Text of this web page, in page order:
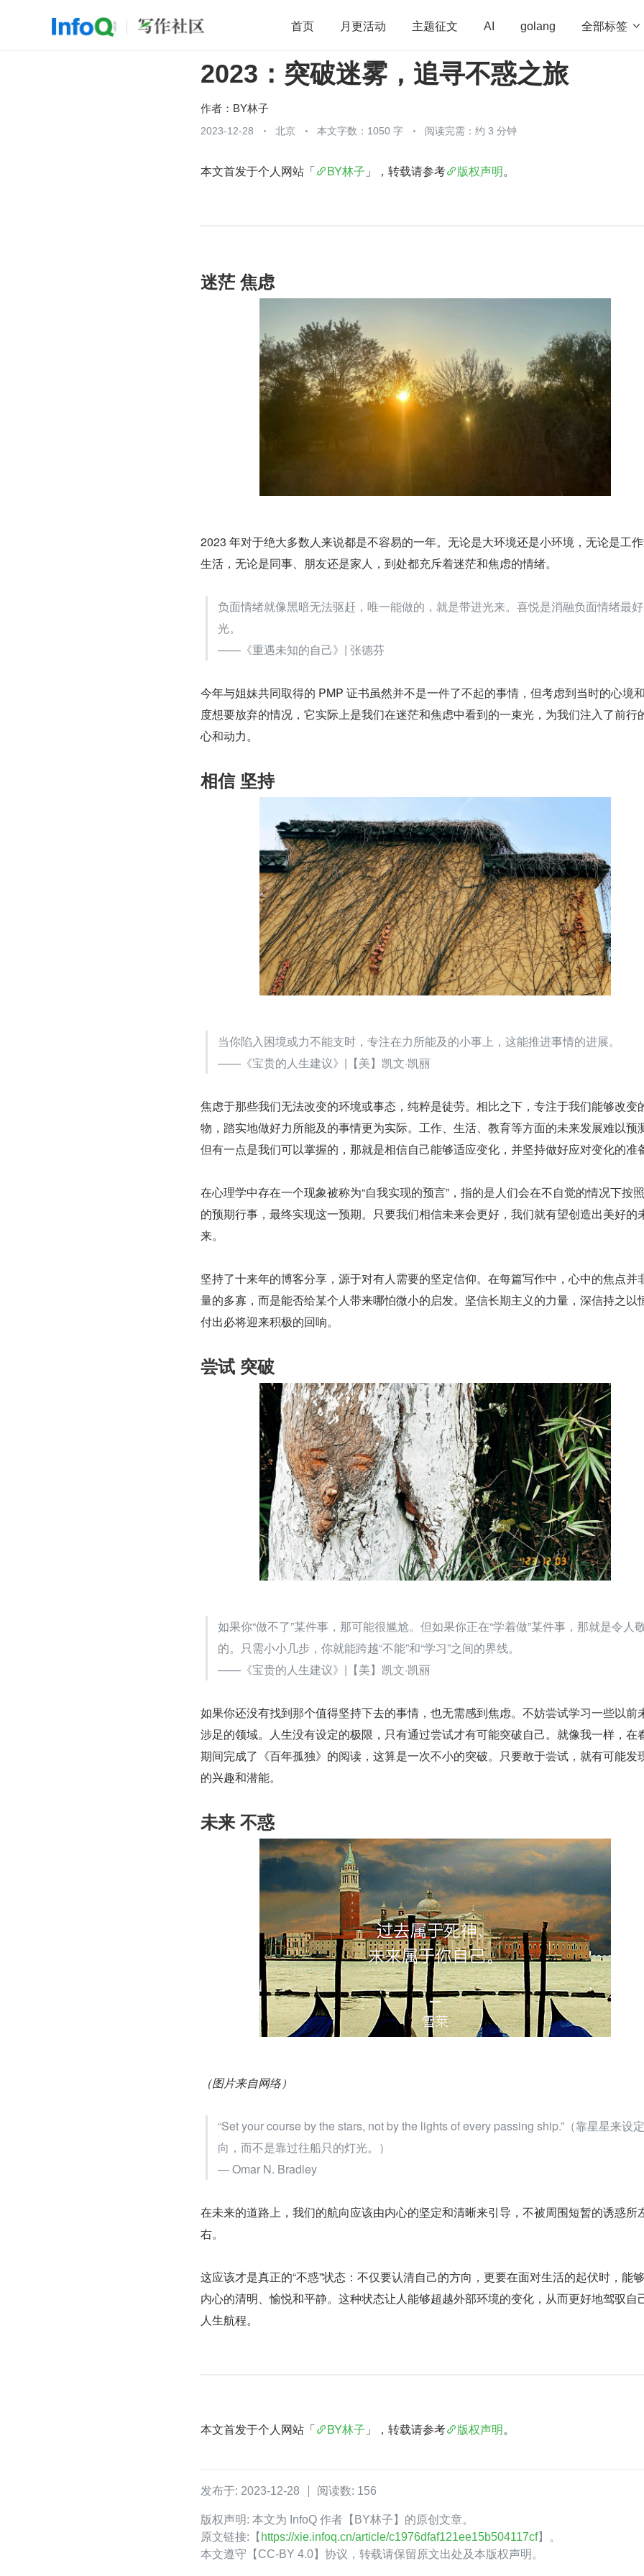
首页 月更活动 主题征文 AI golang 全部标签 
开源 架构 OpenHarmony 算法 学习方法 Web3.0
团队管理
2023：突破迷雾，追寻不惑之旅
作者： BY林子
2023-12-28 北京 本文字数：1050 字 阅读完需：约 3 分钟
本文首发于个人网站「 BY林子 」，转载请参考 版权声明。
迷茫 焦虑
2023 年对于绝大多数人来说都是不容易的一年。无论是大环境还是小环境，无论是工
生活，无论是同事、朋友还是家人，到处都充斥着迷茫和焦虑的情绪。
负面情绪就像黑暗无法驱赶，唯一能做的，就是带进光来。喜悦是消融负面情绪最
光。
——《重遇未知的自己》| 张德芬
今年与姐妹共同取得的 PMP 证书虽然并不是一件了不起的事情，但考虑到当时的心境
度想要放弃的情况，它实际上是我们在迷茫和焦虑中看到的一束光，为我们注入了前行
心和动力。
相信 坚持
当你陷入困境或力不能支时，专注在力所能及的小事上，这能推进事情的进展。
——《宝贵的人生建议》|【美】凯文·凯丽
焦虑于那些我们无法改变的环境或事态，纯粹是徒劳。相比之下，专注于我们能够改变
物，踏实地做好力所能及的事情更为实际。工作、生活、教育等方面的未来发展难以预
但有一点是我们可以掌握的，那就是相信自己能够适应变化，并坚持做好应对变化的准
在心理学中存在一个现象被称为“自我实现的预言”，指的是人们会在不自觉的情况下按
的预期行事，最终实现这一预期。只要我们相信未来会更好，我们就有望创造出美好的
来。
坚持了十来年的博客分享，源于对有人需要的坚定信仰。在每篇写作中，心中的焦点并
量的多寡，而是能否给某个人带来哪怕微小的启发。坚信长期主义的力量，深信持之以
付出必将迎来积极的回响。
尝试 突破
如果你“做不了”某件事，那可能很尴尬。但如果你正在“学着做”某件事，那就是令人
的。只需小小几步，你就能跨越“不能”和“学习”之间的界线。
——《宝贵的人生建议》|【美】凯文·凯丽
如果你还没有找到那个值得坚持下去的事情，也无需感到焦虑。不妨尝试学习一些以前
涉足的领域。人生没有设定的极限，只有通过尝试才有可能突破自己。就像我一样，在
期间完成了《百年孤独》的阅读，这算是一次不小的突破。只要敢于尝试，就有可能发
的兴趣和潜能。
未来 不惑
（图片来自网络）
“Set your course by the stars, not by the lights of every passing ship.”（靠星星来设
向，而不是靠过往船只的灯光。）
― Omar N. Bradley
在未来的道路上，我们的航向应该由内心的坚定和清晰来引导，不被周围短暂的诱惑所
右。
这应该才是真正的“不惑”状态：不仅要认清自己的方向，更要在面对生活的起伏时，能
内心的清明、愉悦和平静。这种状态让人能够超越外部环境的变化，从而更好地驾驭自
人生航程。
本文首发于个人网站「 BY林子 」，转载请参考 版权声明。
发布于: 2023-12-28 阅读数: 156
版权声明: 本文为 InfoQ 作者【BY林子】的原创文章。
原文链接:【 https://xie.infoq.cn/article/c1976dfaf121ee15b504117cf】。
本文遵守【CC-BY 4.0】协议，转载请保留原文出处及本版权声明。